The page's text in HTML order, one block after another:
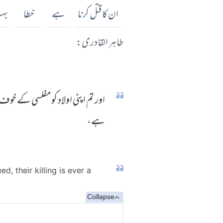
ان کا قتل کرنا ہے خطا
طاہر القادری:
اور تم اپنی اولاد کو مفلسی کے
ہے،
their killing is ever a
Collapse